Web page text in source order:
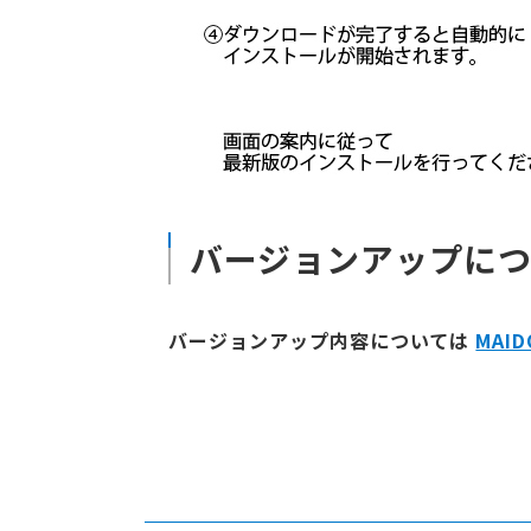
バージョンアップに
バージョンアップ内容については